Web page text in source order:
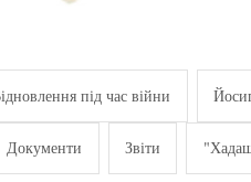
під час війни
Документи Звіти